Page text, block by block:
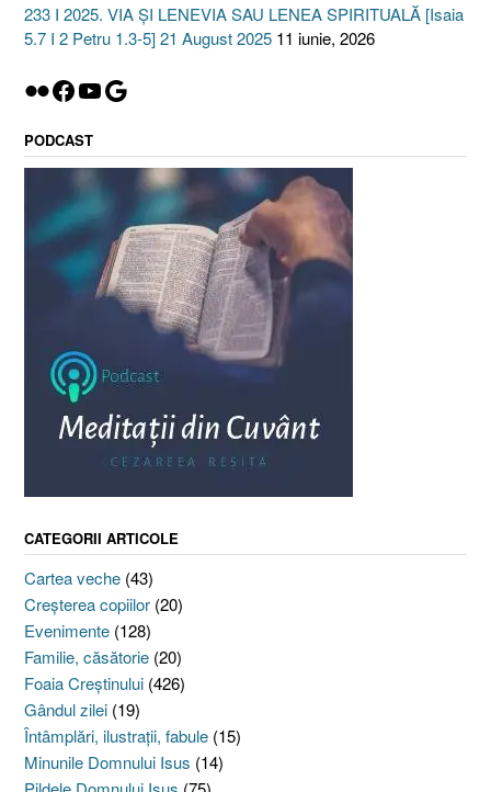
233 I 2025. VIA ȘI LENEVIA SAU LENEA SPIRITUALĂ [Isaia
5.7 I 2 Petru 1.3-5] 21 August 2025 11 iunie, 2026
Flickr
Facebook
YouTube
Google
PODCAST
CATEGORII ARTICOLE
Cartea veche (43)
Creşterea copiilor (20)
Evenimente (128)
Familie, căsătorie (20)
Foaia Creştinului (426)
Gândul zilei (19)
Întâmplări, ilustraţii, fabule (15)
Minunile Domnului Isus (14)